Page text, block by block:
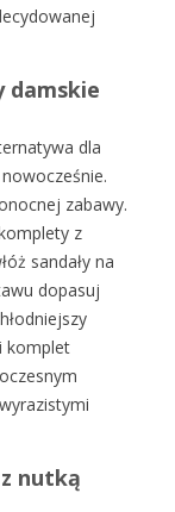
damskie
dla
zabawy.
z
sandały na
dopasuj
komplet
nutką